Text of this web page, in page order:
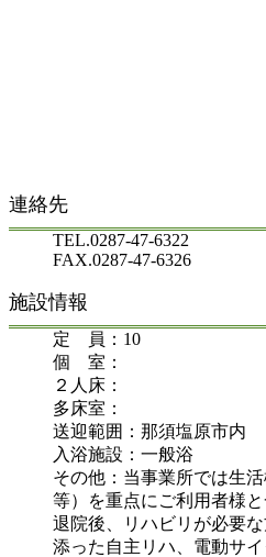
連絡先
TEL.0287-47-6322
FAX.0287-47-6326
施設情報
定 員：10
個 室：
２人床：
多床室：
送迎範囲：那須塩原市内
入浴施設：一般浴
その他：当事業所では生
等）を重点にご利用者様
退院後、リハビリが必要
添った自主リハ、電動サ